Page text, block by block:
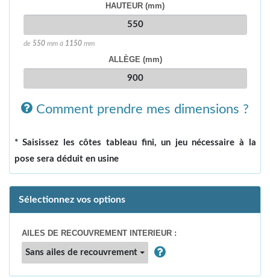
HAUTEUR (mm)
de 550mm à 1150mm
ALLÈGE (mm)
Comment prendre mes dimensions ?
* Saisissez les côtes tableau fini, un jeu nécessaire à la
pose sera déduit en usine
Sélectionnez vos options
AILES DE RECOUVREMENT INTERIEUR :
Sans ailes de recouvrement